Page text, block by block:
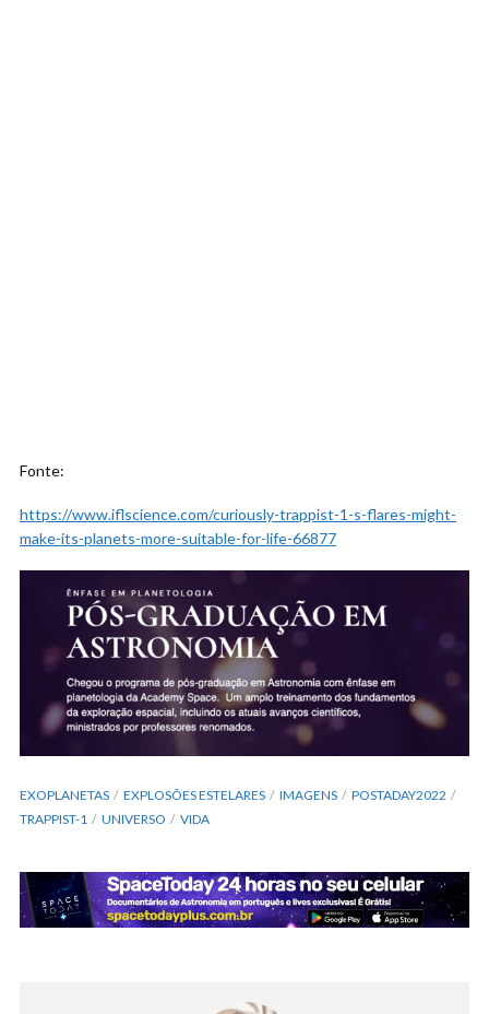
Fonte:
https://www.iflscience.com/curiously-trappist-1-s-flares-might-
make-its-planets-more-suitable-for-life-66877
EXOPLANETAS EXPLOSÕES ESTELARES IMAGENS
POSTADAY2022
TRAPPIST-1
UNIVERSO VIDA